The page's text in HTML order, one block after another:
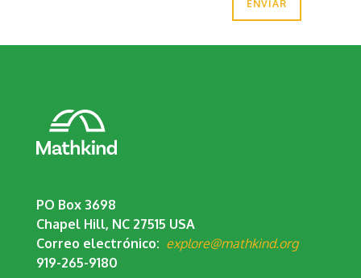
PO Box 3698
Chapel Hill, NC 27515 USA
Correo electrónico: explore@mathkind.org
919-265-9180